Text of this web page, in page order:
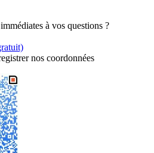
à vos questions ?
nos coordonnées